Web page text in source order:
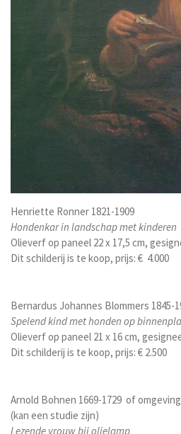
Henriette Ronner 1821-1909
Hondenkar in landschap met kinderen
Olieverf op paneel 22 x 17,5 cm,
Dit schilderij is te koop, prijs: € 4.000
Bernardus Johannes Blommers 1845-
Spelend kind met honden op
Olieverf op paneel 21 x 16 cm,
Dit schilderij is te koop, prijs: € 2.500
Arnold Bohnen 1669-1729 of
(kan een studie zijn)
Lezende vrouw bij olielamp